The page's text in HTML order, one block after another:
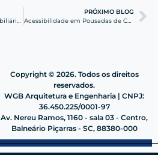
Layout Corporativo para Imobiliárias de Alto Padrão
PRÓXIMO BLOG
Acessibilidade em Pousadas de Charme: Guia Prático de Vistoria
Copyright © 2026. Todos os direitos
reservados.
WGB Arquitetura e Engenharia | CNPJ:
36.450.225/0001-97
Av. Nereu Ramos, 1160 - sala 03 - Centro,
Balneário Piçarras - SC, 88380-000